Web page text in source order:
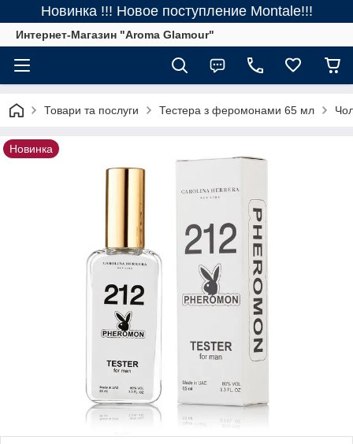
Новинка !!! Новое поступление Montale!!!
Интернет-Магазин "Aroma Glamour"
Товари та послуги Тестера з феромонами 65 мл
Новинка